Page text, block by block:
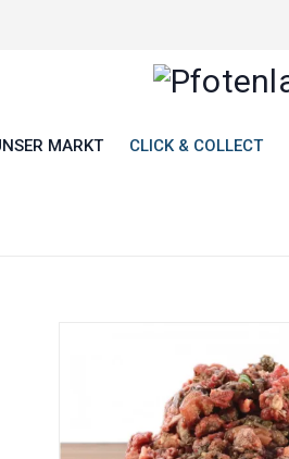
MARKT CLICK & COLLECT